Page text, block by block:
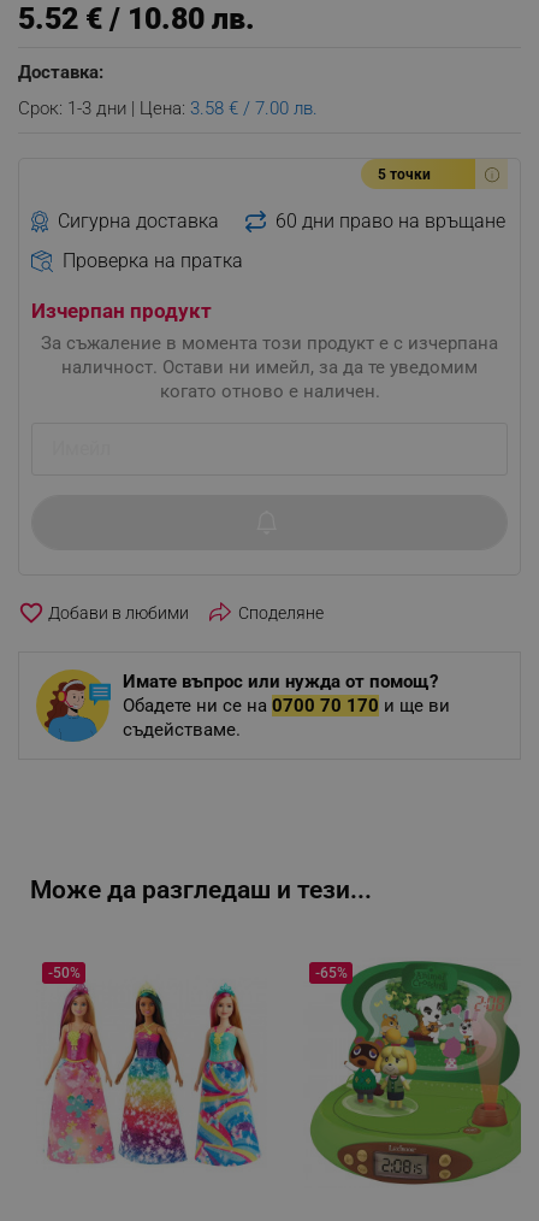
5.52 € / 10.80 лв.
Доставка:
Срок: 1-3 дни | Цена: 3.58 € / 7.00 лв.
5 точки
Сигурна доставка
60 дни право на връщане
Проверка на пратка
Изчерпан продукт
За съжаление в момента този продукт е с изчерпана
наличност. Остави ни имейл, за да те уведомим
когато отново е наличен.
favorite_border Споделяне
Имате въпрос или нужда от помощ?
Обадете ни се на 0700 70 170 и ще ви
съдействаме.
Може да разгледаш и тези...
-50% -65%